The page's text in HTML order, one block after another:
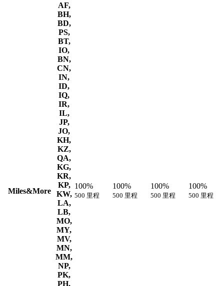
Miles&More
AF,
BH,
BD,
PS,
BT,
IO,
BN,
CN,
IN,
ID,
IQ,
IR,
IL,
JP,
JO,
KH,
KZ,
QA,
KG,
KR,
KP,
KW,
LA,
LB,
MO,
MY,
MV,
MN,
MM,
NP,
PK,
PH,
100%
500 里程
100%
500 里程
100%
500 里程
100%
500 里程